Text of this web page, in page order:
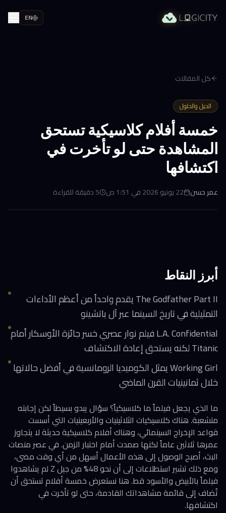
EN
كل المقالات
الحيل والحلول
خمسة أفلام كلاسيكية تستحق
المشاهدة حتى لو تأخرت في
اكتشافها
عمر حسن 22 يونيو 2026 في 1:51 ص 5دقيقة للقراءة
أبرز النقاط
The Godfather Part II يقدم واحداً من أعظم الأداءات
التمثيلية في تاريخ السينما عبر آل باتشينو
L.A. Confidential فيلم نوار عصري خسر جائزة الأوسكار أمام
Titanic لكنه يستحق إعادة الاكتشاف
Working Girl يمثل الكوميديا الرومانسية في أفضل حالاتها
خلال ثمانينيات القرن الماضي
ما الذي يجعل فيلماً ما كلاسيكياً؟ سؤال يبدو بسيطاً لكن إجابته
متشعبة. هناك كلاسيكيات الثلاثينيات والأربعينيات التي أسست
قواعد الإخراج السينمائي، وهناك أفلام كلاسيكية حديثة لا يتجاوز
عمرها ثلاثين عاماً لكنها صمدت أمام اختبار الزمن. في عصر منصات
البث، أصبح الوصول إلى هذه الأعمال أسهل من أي وقت مضى،
ومع ذلك تشير استطلاعات إلى أن نحو 48% من جيل Z لم يشاهدوا
فيلماً بالأبيض والأسود قط. هنا نستعرض خمسة أفلام تستحق أن
تُضاف إلى قائمة مشاهداتك القادمة، حتى لو تأخرت في
اكتشافها.